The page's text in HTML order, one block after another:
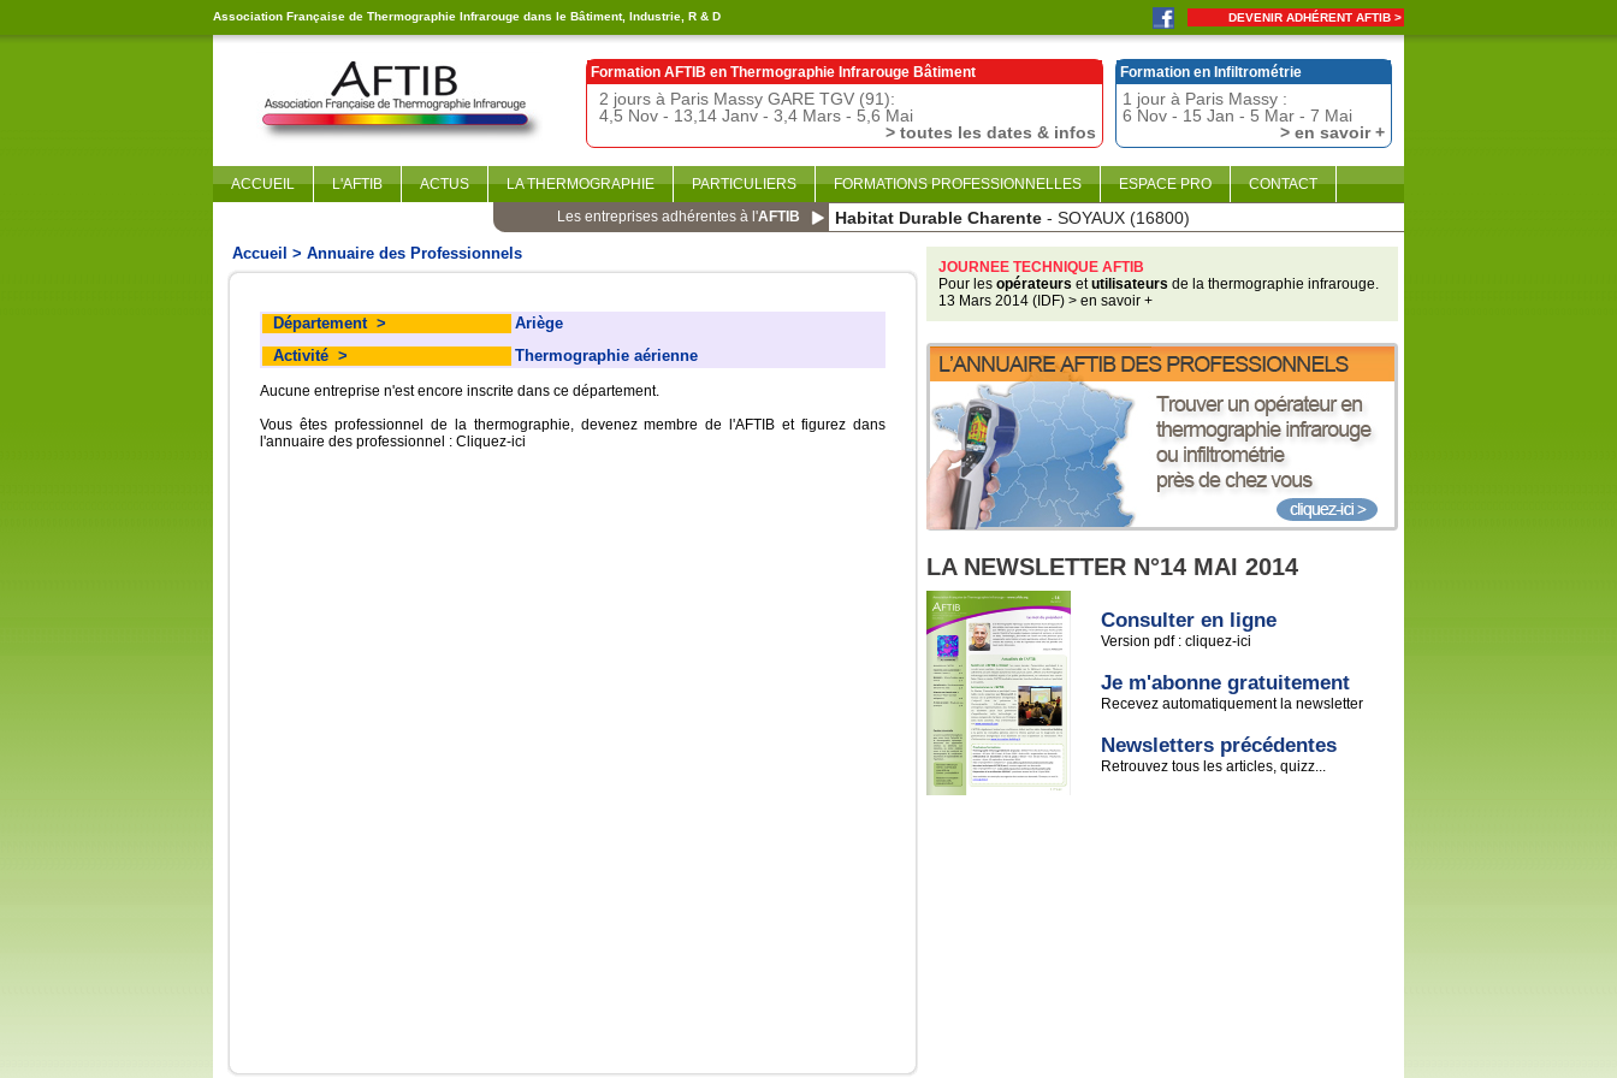
Association Française de Thermographie Infrarouge dans le Bâtiment, Industrie, R & D DEVENIR ADHÉRENT AFTIB >
Formation AFTIB en Thermographie Infrarouge Bâtiment
2 jours à Paris Massy GARE TGV (91):
4,5 Nov - 13,14 Janv - 3,4 Mars - 5,6 Mai
> toutes les dates & infos
Formation en Infiltrométrie
1 jour à Paris Massy :
6 Nov - 15 Jan - 5 Mar - 7 Mai
> en savoir +
ACCUEIL L'AFTIB ACTUS LA THERMOGRAPHIE PARTICULIERS FORMATIONS PROFESSIONNELLES ESPACE PRO
CONTACT
Les entreprises adhérentes à l'AFTIB Habitat Durable Charente - SOYAUX (16800)
Accueil > Annuaire des Professionnels
Département >
Ariège
Activité > Thermographie aérienne
Aucune entreprise n'est encore inscrite dans ce département.
Vous êtes professionnel de la thermographie, devenez membre de l'AFTIB et figurez dans
l'annuaire des professionnel : Cliquez-ici
JOURNEE TECHNIQUE AFTIB
Pour les opérateurs etutilisateurs de la thermographie infrarouge.
13 Mars 2014 (IDF) > en savoir +
LA NEWSLETTER N°14 MAI 2014
Consulter en ligne
Version pdf : cliquez-ici
Je m'abonne gratuitement
Recevez automatiquement la newsletter
Newsletters précédentes
Retrouvez tous les articles, quizz...